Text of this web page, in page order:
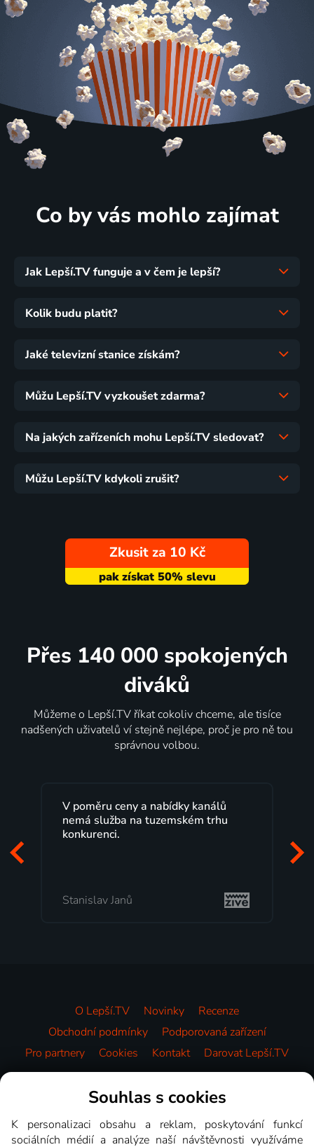
Co by vás mohlo zajímat
Jak Lepší.TV funguje a v čem je lepší?
Kolik budu platit?
Jaké televizní stanice získám?
Můžu Lepší.TV vyzkoušet zdarma?
Na jakých zařízeních mohu Lepší.TV sledovat?
Můžu Lepší.TV kdykoli zrušit?
Zkusit za 10 Kč
Přes 140 000 spokojených
diváků
Můžeme o Lepší.TV říkat cokoliv chceme, ale tisíce
nadšených uživatelů ví stejně nejlépe, proč je pro ně tou
správnou volbou.
V poměru ceny a nabídky kanálů
nemá služba na tuzemském trhu
konkurenci.
Stanislav Janů
O Lepší.TV Novinky
Recenze
Obchodní podmínky
Podporovaná zařízení
Pro partnery
Cookies Kontakt Darovat Lepší.TV
Videotéka
Souhlas s cookies
K personalizaci obsahu a reklam, poskytování funkcí
sociálních médií a analýze naší návštěvnosti využíváme